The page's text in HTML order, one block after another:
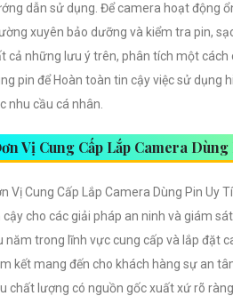
dẫn sử dụng. Để camera hoạt động
xuyên bảo dưỡng và kiểm tra pin,
cả những lưu ý trên, phân tích một cách
pin để Hoàn toàn tin cậy việc sử dụng
nhu cầu cá nhân.
Vị Cung Cấp Lắp Camera
Vị Cung Cấp Lắp Camera Dùng Pin Uy
cậy cho các giải pháp an ninh và giám
năm trong lĩnh vực cung cấp và lắp đặt
kết mang đến cho khách hàng sự an
chất lượng có nguồn gốc xuất xứ rõ